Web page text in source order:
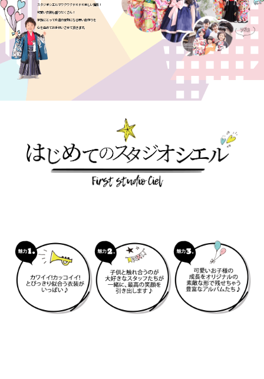
スタジオシエルでワクワクドキドキ楽しい撮影！
可愛い衣装も盛りだくさん！
家族にとって永遠の宝物になる思い出作りを
心を込めてお手伝いさせて頂きます。